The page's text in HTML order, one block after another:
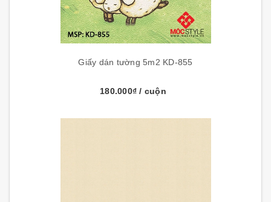
Giấy dán tường 5m2 KD-855
180.000₫/ cuộn